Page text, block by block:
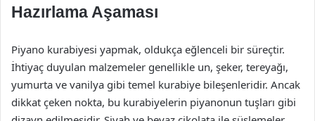
Hazırlama Aşaması
Piyano kurabiyesi yapmak, oldukça eğlenceli bir süreçtir.
İhtiyaç duyulan malzemeler genellikle un, şeker, tereyağı,
yumurta ve vanilya gibi temel kurabiye bileşenleridir. Ancak
dikkat çeken nokta, bu kurabiyelerin piyanonun tuşları gibi